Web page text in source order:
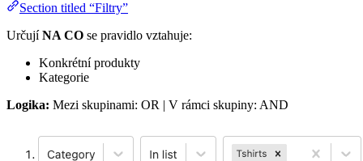
Section titled “Filtry”
UrčujíNA CO se pravidlo vztahuje:
Konkrétní produkty
Kategorie
Logika: Mezi skupinami: OR | V rámci skupiny: AND